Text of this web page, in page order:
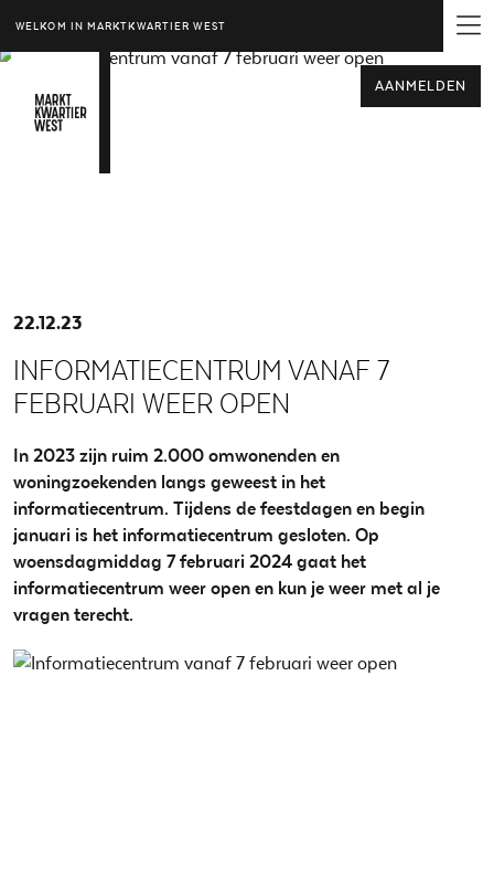
WELKOM IN MARKTKWARTIER WEST
AANMELDEN
22.12.23
INFORMATIECENTRUM VANAF 7
FEBRUARI WEER OPEN
In 2023 zijn ruim 2.000 omwonenden en
woningzoekenden langs geweest in het
informatiecentrum. Tijdens de feestdagen en begin
januari is het informatiecentrum gesloten. Op
woensdagmiddag 7 februari 2024 gaat het
informatiecentrum weer open en kun je weer met al je
vragen terecht.